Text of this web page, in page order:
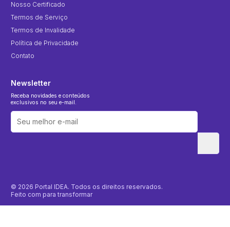
Nosso Certificado
Termos de Serviço
Termos de Invalidade
Política de Privacidade
Contato
Newsletter
Receba novidades e conteúdos
exclusivos no seu e-mail.
© 2026 Portal IDEA. Todos os direitos reservados.
Feito com para transformar